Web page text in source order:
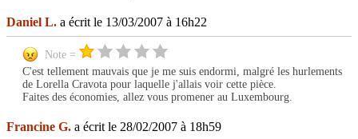
Daniel L. a écrit le 13/03/2007 à 16h22
Note =
C'est tellement mauvais que je me suis endormi, malgré les hurlements
de Lorella Cravota pour laquelle j'allais voir cette pièce.
Faites des économies, allez vous promener au Luxembourg.
Francine G. a écrit le 28/02/2007 à 18h59